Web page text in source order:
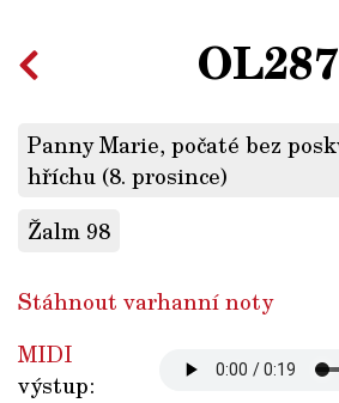
OL287
Panny Marie, počaté bez
hříchu (8. prosince)
Žalm 98
Stáhnout varhanní noty
MIDI
výstup: